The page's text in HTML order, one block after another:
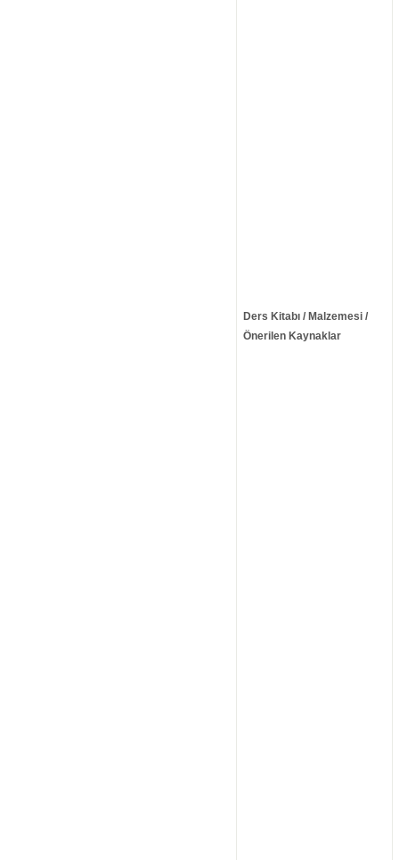
Ders Kitabı / Malzemesi /
Önerilen Kaynaklar